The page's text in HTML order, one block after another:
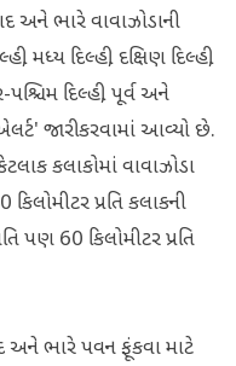
અને ભારે વાવાઝોડાની
મધ્ય દિલ્હી, દક્ષિણ દિલ્હી,
પશ્ચિમ દિલ્હી, પૂર્વ અને
જારી કરવામાં આવ્યો છે.
કલાકોમાં વાવાઝોડા
પ્રતિ કલાકની
પણ 60 કિલોમીટર પ્રતિ
અને ભારે પવન ફૂંકવા માટે